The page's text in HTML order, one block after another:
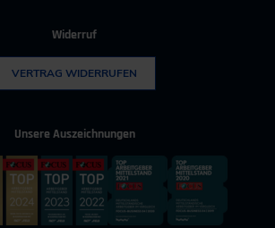
Widerruf
VERTRAG WIDERRUFEN
Unsere Auszeichnungen